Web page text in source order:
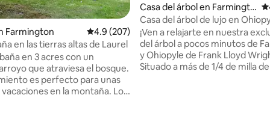
Farmington Calificación promedio: 4.9 de 5; 207
4.9 (207)
en las tierras altas de Laurel
en 3 acres con un
que atraviesa el bosque.
es perfecto para unas
en la montaña. Lo
Casa del árbol en Farmingto
n
Casa del árbol de lujo en
¡Ven a relajarte en nuestra
del árbol a pocos minutos de
y Ohiopyle de Frank Lloyd
Situado a más de 1/4 de milla